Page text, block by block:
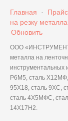
Главная ·
на резку металла
Обновить
ООО
металла на
инструментальных
Р6М5, сталь
95Х18, сталь 9ХС,
сталь 4Х5МФС,
14Х17Н2.